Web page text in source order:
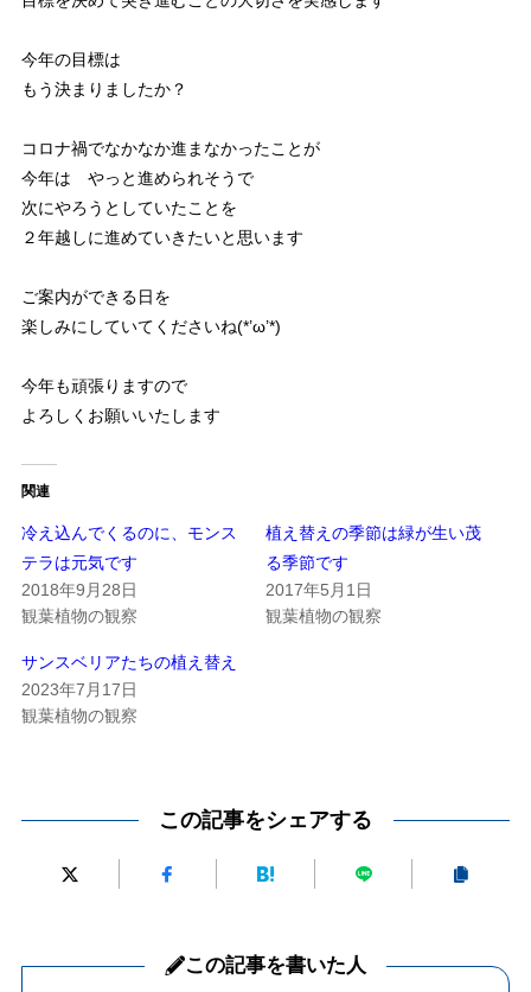
今年の目標は
もう決まりましたか？
コロナ禍でなかなか進まなかったことが
今年は やっと進められそうで
次にやろうとしていたことを
２年越しに進めていきたいと思います
ご案内ができる日を
楽しみにしていてくださいね(*’ω’*)
今年も頑張りますので
よろしくお願いいたします
関連
冷え込んでくるのに、モンス
テラは元気です
2018年9月28日
観葉植物の観察
植え替えの季節は緑が生い茂
る季節です
2017年5月1日
観葉植物の観察
サンスベリアたちの植え替え
2023年7月17日
観葉植物の観察
この記事をシェアする
この記事を書いた人